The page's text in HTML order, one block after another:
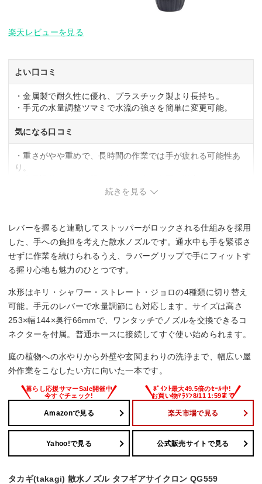
楽天レビューを見る
よい口コミ
・金属製で耐久性に優れ、プラスチック製より長持ち。
・手元の水量調整ツマミで水流の強さを簡単に変更可能。
気になる口コミ
・重さがやや重めで、長時間の作業では手が疲れる可能性あ
り。
続きを見る
レバーを握ると連動してストッパーがロックされる仕組みを採用
した、手への負担を考えた散水ノズルです。通水中も手を緊張さ
せずに作業を続けられるうえ、ラバーグリップで手にフィットす
る握り心地も魅力のひとつです。
水形はキリ・シャワー・ストレート・ジョロの4種類に切り替え
可能。手元のレバーで水量調節にも対応します。サイズは高さ
253×幅144×奥行66mmで、ワンタッチでノズルを交換できるコ
ネクターを付属。普通ホースに接続してすぐ使い始められます。
庭の植物への水やりから外壁や玄関まわりの洗浄まで、幅広い屋
外作業をこなしたい方に向いた一本です。
Amazonで見る 楽天市場で見る
Yahoo!で見る 公式販売サイトで見る
タカギ(takagi) 散水ノズル タフギアサイクロン QG559